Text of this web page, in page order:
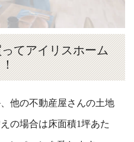
てアイリスホーム
他の不動産屋さんの土地
の場合は床面積1坪あた